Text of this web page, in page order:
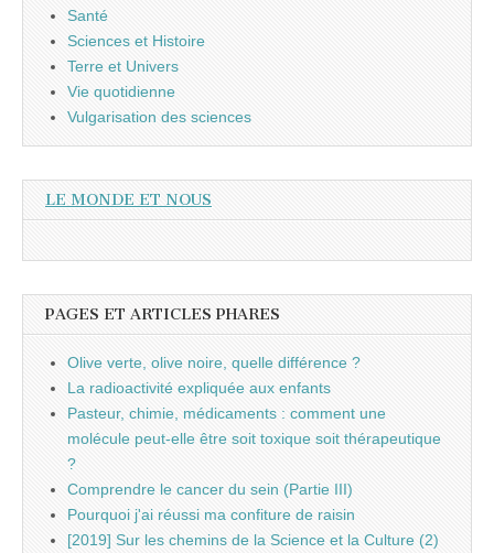
Santé
Sciences et Histoire
Terre et Univers
Vie quotidienne
Vulgarisation des sciences
LE MONDE ET NOUS
PAGES ET ARTICLES PHARES
Olive verte, olive noire, quelle différence ?
La radioactivité expliquée aux enfants
Pasteur, chimie, médicaments : comment une
molécule peut-elle être soit toxique soit thérapeutique
?
Comprendre le cancer du sein (Partie III)
Pourquoi j'ai réussi ma confiture de raisin
[2019] Sur les chemins de la Science et la Culture (2)